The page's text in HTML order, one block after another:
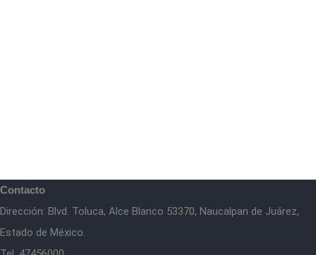
Contacto
Dirección: Blvd. Toluca, Alce Blanco 53370, Naucalpan de Juárez,
Estado de México.